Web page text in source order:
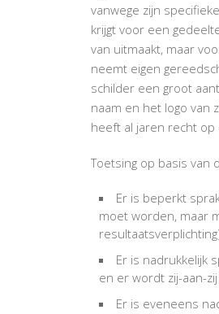
vanwege zijn
krijgt voor een
van uitmaakt, maar
neemt eigen
schilder een groot
naam en het logo van
heeft al jaren recht op
Toetsing op basis van
Er is beperkt
moet worden, maar
Er is nadrukkelijk
en er wordt zij-aan-
Er is eveneens